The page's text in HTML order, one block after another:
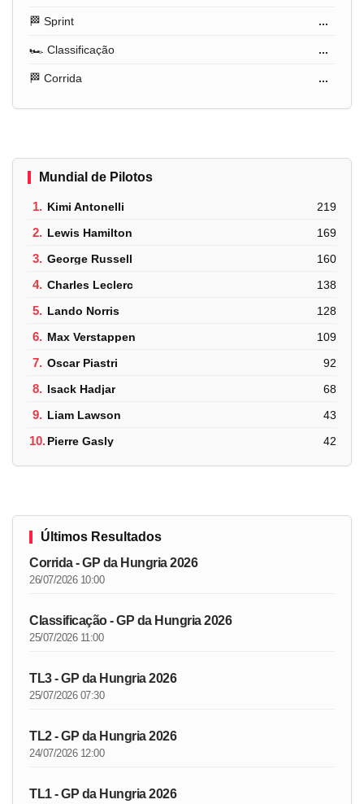
🏁 Sprint ...
🏎️ Classificação ...
🏁 Corrida ...
Mundial de Pilotos
1. Kimi Antonelli 219
2. Lewis Hamilton 169
3. George Russell 160
4. Charles Leclerc 138
5. Lando Norris 128
6. Max Verstappen 109
7. Oscar Piastri 92
8. Isack Hadjar 68
9. Liam Lawson 43
10.Pierre Gasly 42
Últimos Resultados
Corrida - GP da Hungria 2026
26/07/2026 10:00
Classificação - GP da Hungria 2026
25/07/2026 11:00
TL3 - GP da Hungria 2026
25/07/2026 07:30
TL2 - GP da Hungria 2026
24/07/2026 12:00
TL1 - GP da Hungria 2026